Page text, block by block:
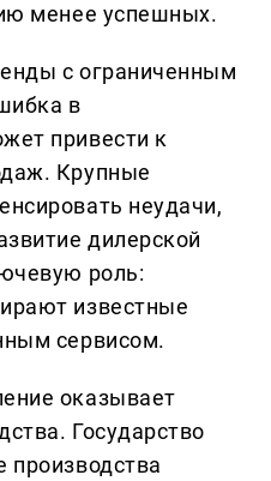
менее успешных.
с ограниченным
в
привести к
Крупные
неудачи,
дилерской
роль:
известные
сервисом.
оказывает
Государство
производства